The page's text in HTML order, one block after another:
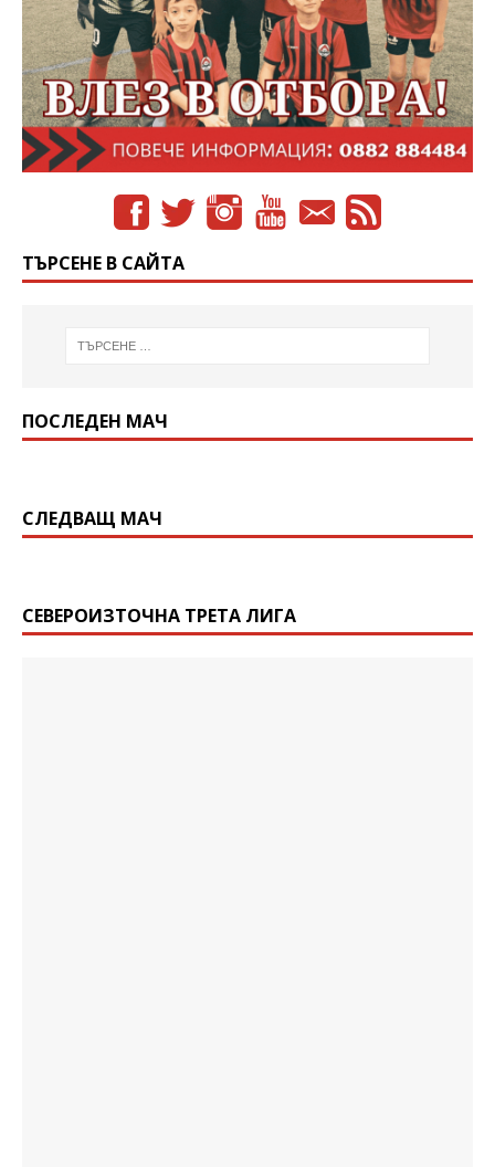
ТЪРСЕНЕ В САЙТА
ПОСЛЕДЕН МАЧ
СЛЕДВАЩ МАЧ
СЕВЕРОИЗТОЧНА ТРЕТА ЛИГА